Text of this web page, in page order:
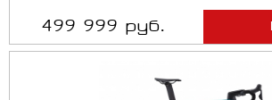
499 999 руб.